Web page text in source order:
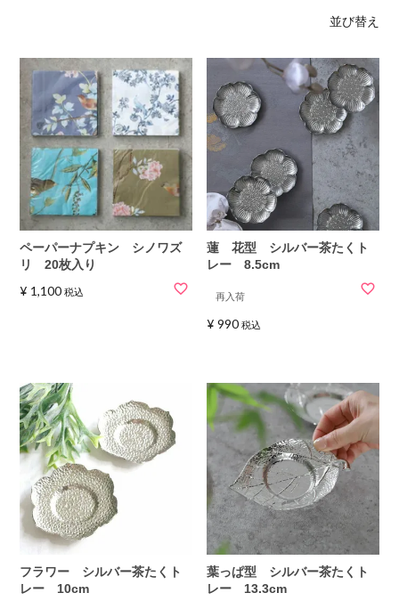
並び替え
ペーパーナプキン シノワズ
リ 20枚入り
¥ 1,100 税込
蓮 花型 シルバー茶たくト
レー 8.5cm
再入荷
¥ 990 税込
フラワー シルバー茶たくト
レー 10cm
葉っぱ型 シルバー茶たくト
レー 13.3cm